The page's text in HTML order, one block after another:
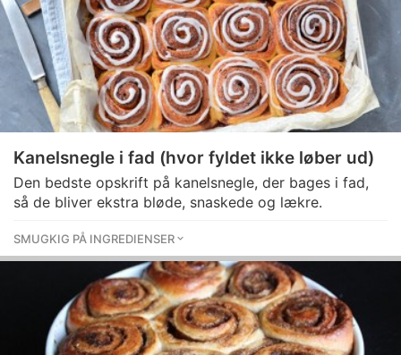
Kanelsnegle i fad (hvor fyldet ikke løber ud)
Den bedste opskrift på kanelsnegle, der bages i fad,
så de bliver ekstra bløde, snaskede og lækre.
SMUGKIG PÅ INGREDIENSER